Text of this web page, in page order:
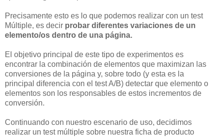
Precisamente esto es lo que podemos realizar con un test
Múltiple, es decir probar diferentes variaciones de un
elemento/os dentro de una página.
El objetivo principal de este tipo de experimentos es
encontrar la combinación de elementos que maximizan las
conversiones de la página y, sobre todo (y esta es la
principal diferencia con el test A/B) detectar que elemento o
elementos son los responsables de estos incrementos de
conversión.
Continuando con nuestro escenario de uso, decidimos
realizar un test múltiple sobre nuestra ficha de producto